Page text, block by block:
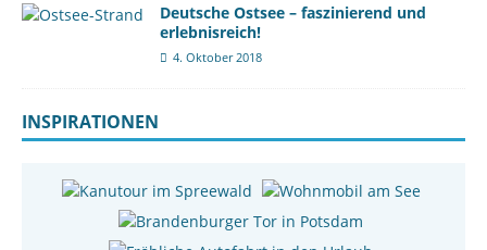
Deutsche Ostsee – faszinierend und
erlebnisreich!
4. Oktober 2018
INSPIRATIONEN